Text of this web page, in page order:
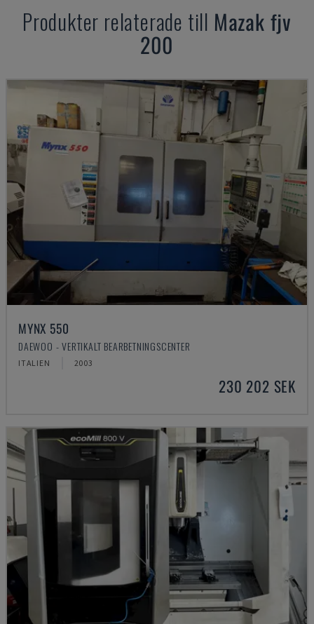
Produkter relaterade till Mazak fjv
200
MYNX 550
DAEWOO - VERTIKALT BEARBETNINGSCENTER
ITALIEN 2003
230 202 SEK